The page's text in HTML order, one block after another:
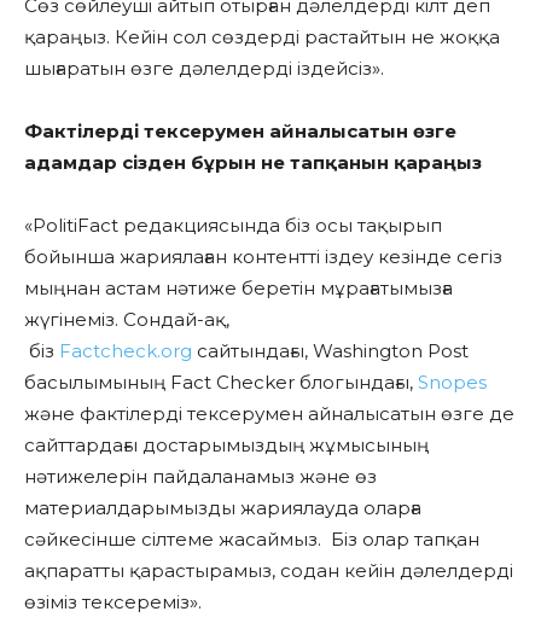
Сөз сөйлеуші айтып отырған дәлелдерді кілт деп
қараңыз. Кейін сол сөздерді растайтын не жоққа
шығаратын өзге дәлелдерді іздейсіз».
Фактілерді тексерумен айналысатын өзге
адамдар сізден бұрын не тапқанын қараңыз
«PolitiFact редакциясында біз осы тақырып
бойынша жариялаған контентті іздеу кезінде сегіз
мыңнан астам нәтиже беретін мұрағатымызға
жүгінеміз. Сондай-ақ,
біз Factcheck.org сайтындағы, Washington Post
басылымының Fact Checker блогындағы, Snopes
және фактілерді тексерумен айналысатын өзге де
сайттардағы достарымыздың жұмысының
нәтижелерін пайдаланамыз және өз
материалдарымызды жариялауда оларға
сәйкесінше сілтеме жасаймыз. Біз олар тапқан
ақпаратты қарастырамыз, содан кейін дәлелдерді
өзіміз тексереміз».